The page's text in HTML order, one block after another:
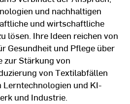
und nachhaltigen
und wirtschaftliche
lösen. Ihre Ideen reichen von
Gesundheit und Pflege über
zur Stärkung von
von Textilabfällen
Lerntechnologien und KI-
und Industrie.